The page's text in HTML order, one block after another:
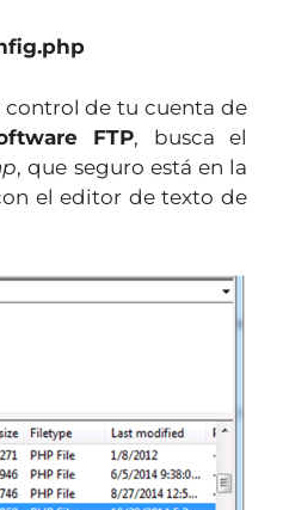
control de tu cuenta de
FTP, busca el
, que seguro está en la
el editor de texto de